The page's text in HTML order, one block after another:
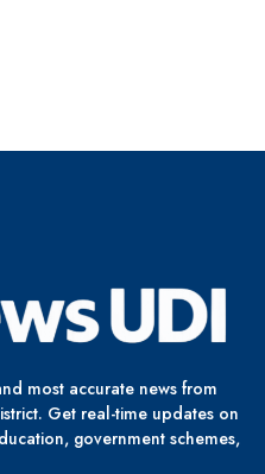
most accurate news from
Get real-time updates on
government schemes,